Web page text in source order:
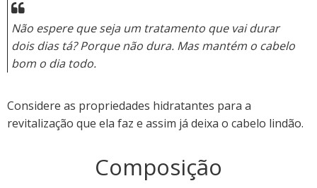
Não espere que seja um tratamento que vai durar
dois dias tá? Porque não dura. Mas mantém o cabelo
bom o dia todo.
Considere as propriedades hidratantes para a
revitalização que ela faz e assim já deixa o cabelo lindão.
Composição